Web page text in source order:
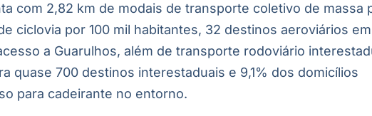
com 2,82 km de modais de transporte coletivo de massa
ciclovia por 100 mil habitantes, 32 destinos aeroviários em
a Guarulhos, além de transporte rodoviário
quase 700 destinos interestaduais e 9,1% dos domicílios
para cadeirante no entorno.